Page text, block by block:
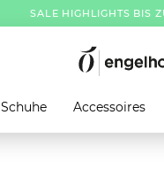
SALE HIGHLIGHTS BIS
Schuhe Accessoires